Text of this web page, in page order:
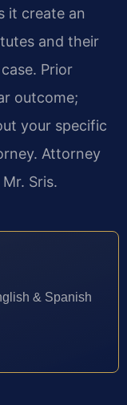
it create an
and their
Prior
outcome;
your specific
Attorney
Sris.
& Spanish